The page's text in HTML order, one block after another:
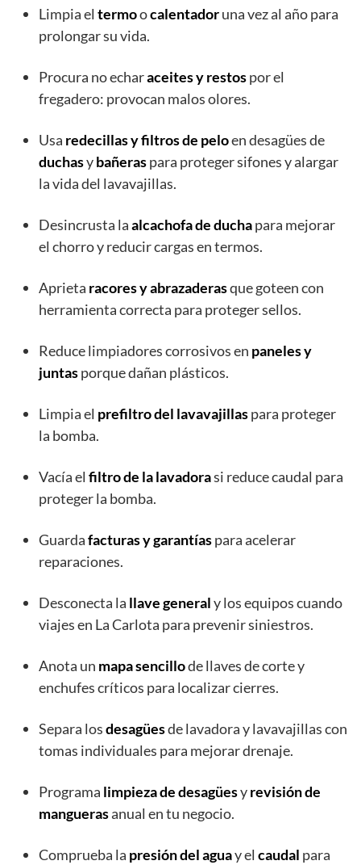
Limpia el termoocalentadoruna vez al año para
prolongar su vida.
Procura no echaraceites y restospor el
fregadero: provocan malos olores.
Usa redecillas y filtros de peloen desagües de
duchasybañeraspara proteger sifones y alargar
la vida del lavavajillas.
Desincrusta laalcachofa de duchapara mejorar
el chorro y reducir cargas en termos.
Aprieta racores y abrazaderasque goteen con
herramienta correcta para proteger sellos.
Reduce limpiadores corrosivos en paneles y
juntasporque dañan plásticos.
Limpia el prefiltro del lavavajillaspara proteger
la bomba.
Vacía el filtro de la lavadorasi reduce caudal para
proteger la bomba.
Guardafacturas y garantíaspara acelerar
reparaciones.
Desconecta la llave generaly los equipos cuando
viajes en La Carlota para prevenir siniestros.
Anota un mapa sencillode llaves de corte y
enchufes críticos para localizar cierres.
Separa losdesagüesde lavadora y lavavajillas con
tomas individuales para mejorar drenaje.
Programa limpieza de desagüesyrevisión de
manguerasanual en tu negocio.
Comprueba la presión del aguay el caudal para